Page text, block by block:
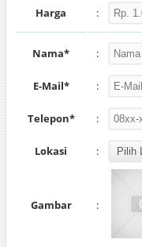
Harga :
Nama* :
E-Mail* :
Telepon* :
Lokasi :
Gambar :